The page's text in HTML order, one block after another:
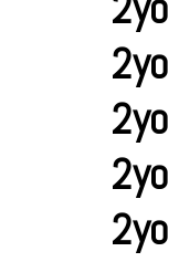
2yo
2yo
2yo
2yo